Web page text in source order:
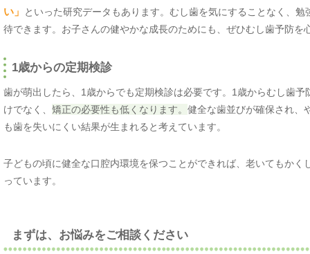
い」
といった研究データもあります。むし歯を気にすることなく、
待できます。お子さんの健やかな成長のためにも、ぜひむし歯予防を
1歳からの定期検診
歯が萌出したら、1歳からでも定期検診は必要です。1歳からむし歯
けでなく、 矯正の必要性も低くなります。 健全な歯並びが確保され、
も歯を失いにくい結果が生まれると考えています。
子どもの頃に健全な口腔内環境を保つことができれば、老いてもか
っています。
まずは、お悩みをご相談ください